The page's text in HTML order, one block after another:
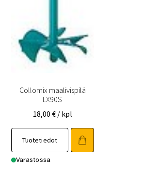
Collomix maalivispilä
LX90S
18,00 € / kpl
Tuotetiedot
Varastossa